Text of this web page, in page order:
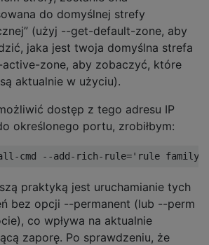
do domyślnej strefy
(użyj --get-default-zone, aby
jaka jest twoja domyślna strefa
zone, aby zobaczyć, które
aktualnie w użyciu).
dostęp z tego adresu IP
określonego portu, zrobiłbym:
praktyką jest uruchamianie tych
bez opcji --permanent (lub --perm
co wpływa na aktualnie
zaporę. Po sprawdzeniu, że